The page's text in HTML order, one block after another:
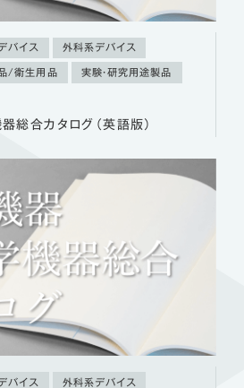
バイス 外科系デバイス
/衛生用品 実験・研究用途製品
総合カタログ（英語版）
バイス 外科系デバイス